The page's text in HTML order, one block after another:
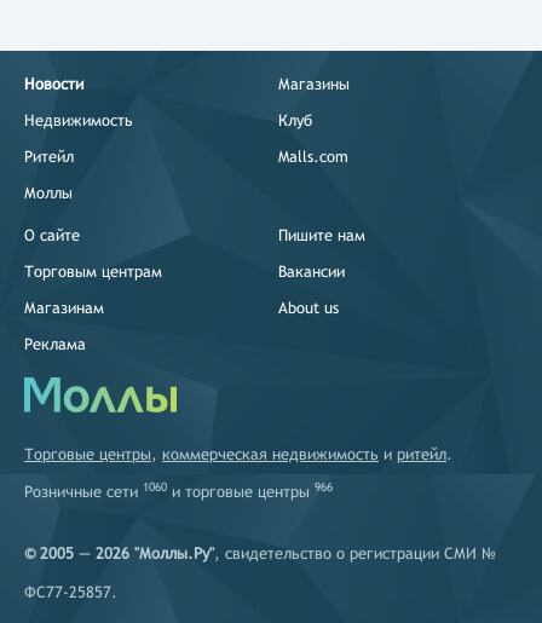
Новости
Недвижимость
Ритейл
Моллы
Магазины
Клуб
Malls.com
О сайте
Торговым центрам
Магазинам
Реклама
Пишите нам
Вакансии
About us
Торговые центры, коммерческая недвижимость и ритейл.
Розничные сети 1060 и торговые центры 966
© 2005 — 2026 "Моллы.Ру", свидетельство о регистрации СМИ №
ФС77-25857.